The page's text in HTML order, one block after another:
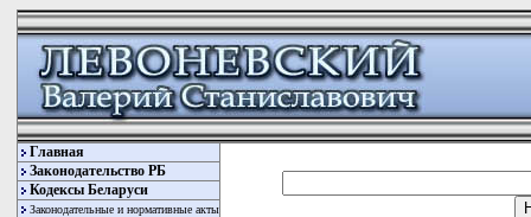
Главная
Законодательство РБ
Кодексы Беларуси
Законодательные и нормативные акты